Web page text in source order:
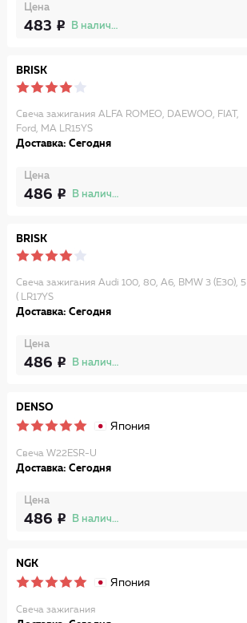
Цена
483 В наличии
BRISK
Свеча зажигания ALFA ROMEO, DAEWOO, FIAT,
Ford, MA LR15YS
Доставка: Сегодня
Цена
486 В наличии
BRISK
Свеча зажигания Audi 100, 80, A6, BMW 3 (E30), 5
( LR17YS
Доставка: Сегодня
Цена
486 В наличии
DENSO
Япония
Свеча W22ESR-U
Доставка: Сегодня
Цена
486 В наличии
NGK
Япония
Свеча зажигания